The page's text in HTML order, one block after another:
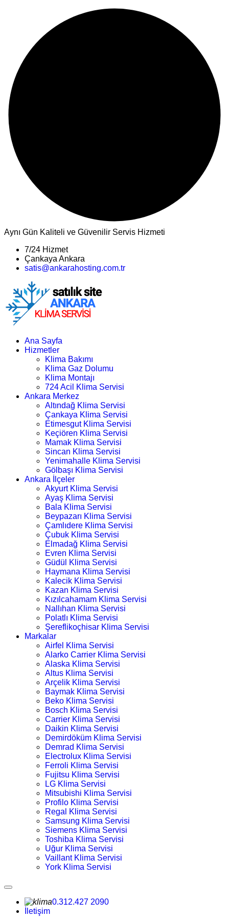
Aynı Gün Kaliteli ve Güvenilir Servis Hizmeti
7/24 Hizmet
Çankaya Ankara
satis@ankarahosting.com.tr
Ana Sayfa
Hizmetler
Klima Bakımı
Klima Gaz Dolumu
Klima Montajı
724 Acil Klima Servisi
Ankara Merkez
Altındağ Klima Servisi
Çankaya Klima Servisi
Etimesgut Klima Servisi
Keçiören Klima Servisi
Mamak Klima Servisi
Sincan Klima Servisi
Yenimahalle Klima Servisi
Gölbaşı Klima Servisi
Ankara İlçeler
Akyurt Klima Servisi
Ayaş Klima Servisi
Bala Klima Servisi
Beypazarı Klima Servisi
Çamlıdere Klima Servisi
Çubuk Klima Servisi
Elmadağ Klima Servisi
Evren Klima Servisi
Güdül Klima Servisi
Haymana Klima Servisi
Kalecik Klima Servisi
Kazan Klima Servisi
Kızılcahamam Klima Servisi
Nallıhan Klima Servisi
Polatlı Klima Servisi
Şereflikoçhisar Klima Servisi
Markalar
Airfel Klima Servisi
Alarko Carrier Klima Servisi
Alaska Klima Servisi
Altus Klima Servisi
Arçelik Klima Servisi
Baymak Klima Servisi
Beko Klima Servisi
Bosch Klima Servisi
Carrier Klima Servisi
Daikin Klima Servisi
Demirdöküm Klima Servisi
Demrad Klima Servisi
Electrolux Klima Servisi
Ferroli Klima Servisi
Fujitsu Klima Servisi
LG Klima Servisi
Mitsubishi Klima Servisi
Profilo Klima Servisi
Regal Klima Servisi
Samsung Klima Servisi
Siemens Klima Servisi
Toshiba Klima Servisi
Uğur Klima Servisi
Vaillant Klima Servisi
York Klima Servisi
0.312.427 2090
İletişim